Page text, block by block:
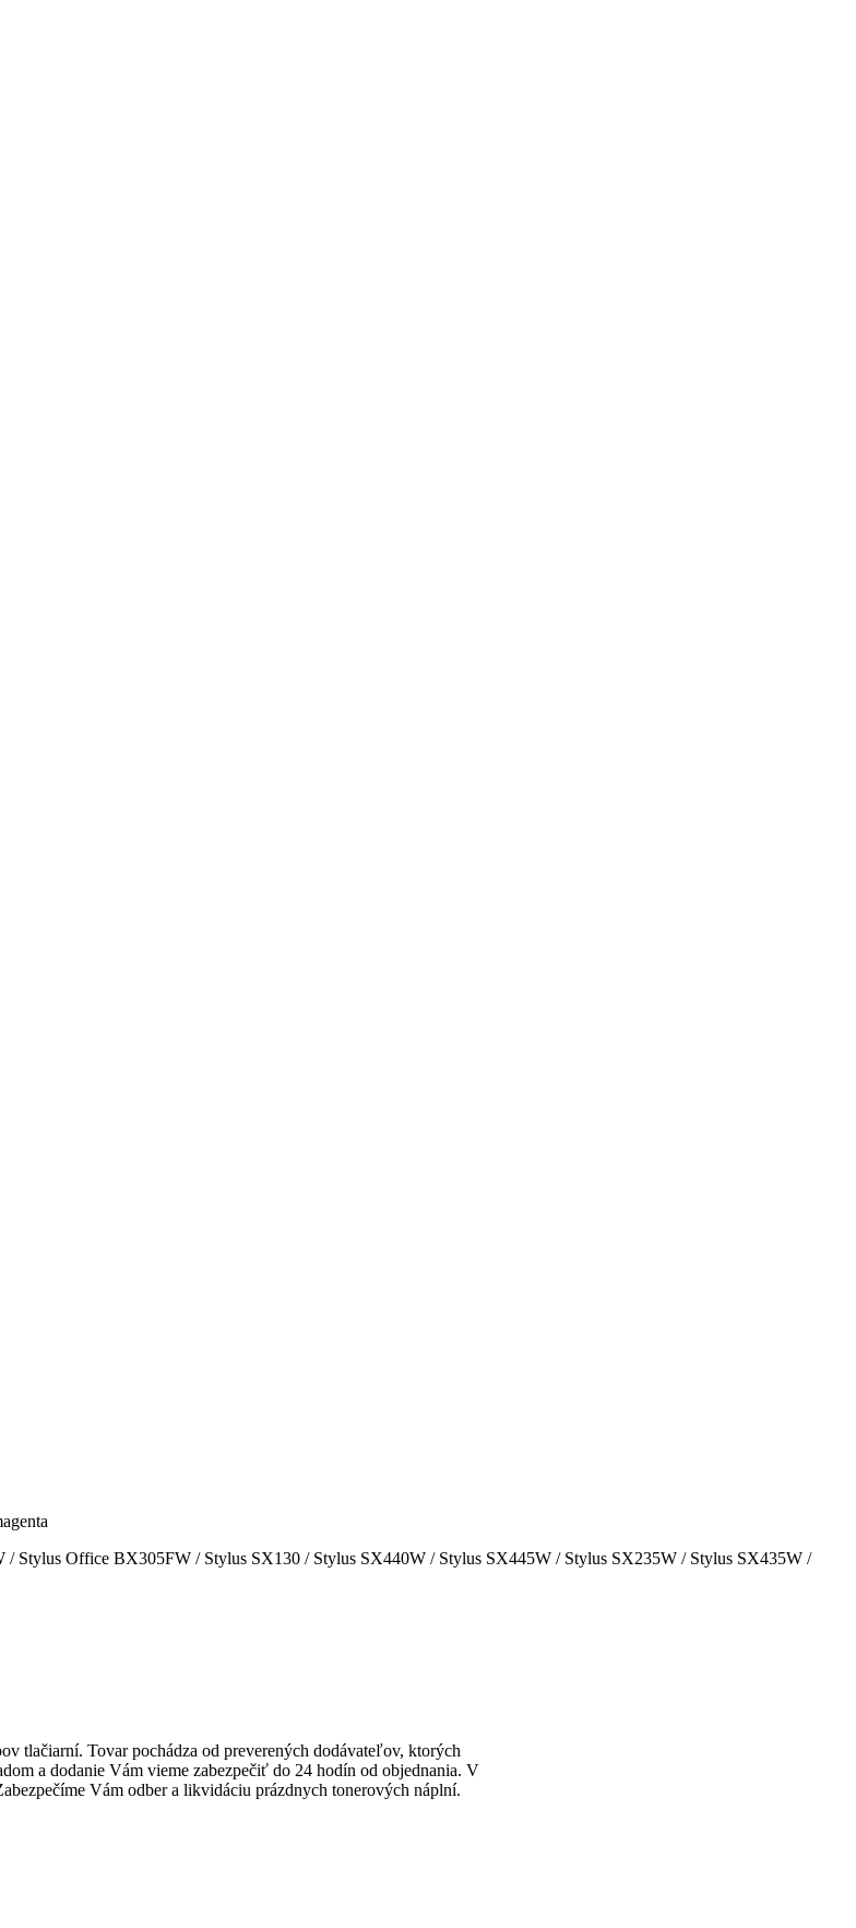
Stylus Office BX305FW / Stylus SX130 / Stylus SX440W / Stylus SX445W / Stylus SX235W / Stylus SX435W /
tlačiarní. Tovar pochádza od preverených dodávateľov, ktorých
a dodanie Vám vieme zabezpečiť do 24 hodín od objednania. V
Vám odber a likvidáciu prázdnych tonerových náplní.